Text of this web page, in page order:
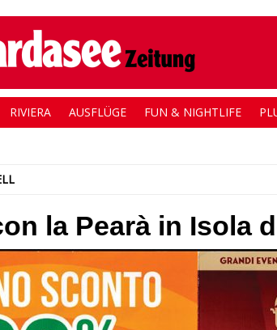
RIVIERA AUSFLÜGE FUN & NIGHTLIFE
la Pearà in Isola